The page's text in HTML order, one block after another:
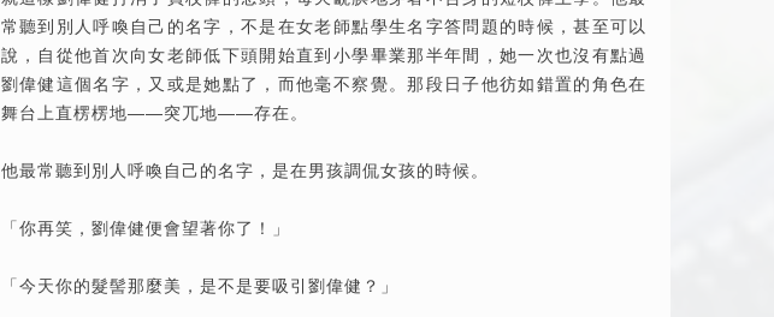
常聽到別人呼喚自己的名字，不是在女老師點學生名字答問題的時候，甚至可以
說，自從他首次向女老師低下頭開始直到小學畢業那半年間，她一次也沒有點過
劉偉健這個名字，又或是她點了，而他毫不察覺。那段日子他彷如錯置的角色在
舞台上直楞楞地——突兀地——存在。
他最常聽到別人呼喚自己的名字，是在男孩調侃女孩的時候。
「你再笑，劉偉健便會望著你了！」
「今天你的髮髻那麼美，是不是要吸引劉偉健？」